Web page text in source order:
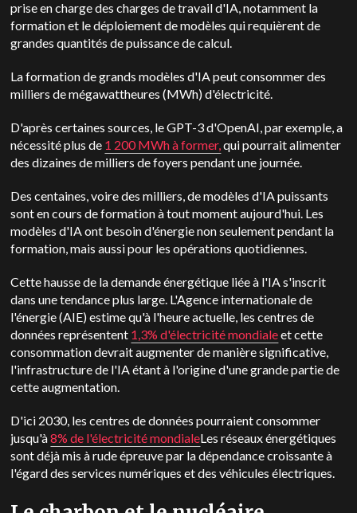
prise en charge des charges de travail d'IA, notamment la
formation et le déploiement de modèles qui requièrent de
grandes quantités de puissance de calcul.
La formation de grands modèles d'IA peut consommer des
milliers de mégawattheures (MWh) d'électricité.
D'après certaines sources, le GPT-3 d'OpenAI, par exemple, a
nécessité plus de 1 200 MWh à former,qui pourrait alimenter
des dizaines de milliers de foyers pendant une journée.
Des centaines, voire des milliers, de modèles d'IA puissants
sont en cours de formation à tout moment aujourd'hui. Les
modèles d'IA ont besoin d'énergie non seulement pendant la
formation, mais aussi pour les opérations quotidiennes.
Cette hausse de la demande énergétique liée à l'IA s'inscrit
dans une tendance plus large. L'Agence internationale de
l'énergie (AIE) estime qu'à l'heure actuelle, les centres de
données représentent 1,3% d'électricité mondialeet cette
consommation devrait augmenter de manière significative,
l'infrastructure de l'IA étant à l'origine d'une grande partie de
cette augmentation.
D'ici 2030, les centres de données pourraient consommer
jusqu'à8% de l'électricité mondialeLes réseaux énergétiques
sont déjà mis à rude épreuve par la dépendance croissante à
l'égard des services numériques et des véhicules électriques.